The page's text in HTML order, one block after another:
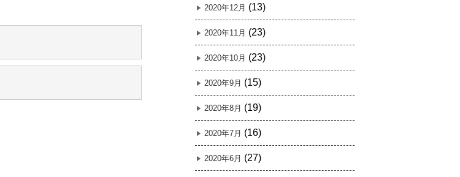
2020年12月 (13)
2020年11月 (23)
2020年10月 (23)
2020年9月 (15)
2020年8月 (19)
2020年7月 (16)
2020年6月 (27)